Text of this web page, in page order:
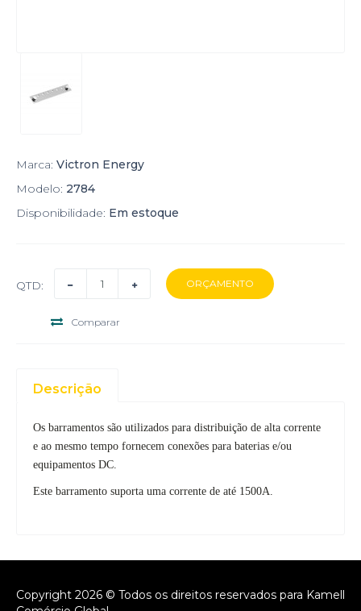
Marca: Victron Energy
Modelo: 2784
Disponibilidade: Em estoque
QTD:
Comparar
Descrição
Os barramentos são utilizados para distribuição de alta corrente
e ao mesmo tempo fornecem conexões para baterias e/ou
equipamentos DC.
Este barramento suporta uma corrente de até 1500A.
Copyright 2026 © Todos os direitos reservados para Kamell